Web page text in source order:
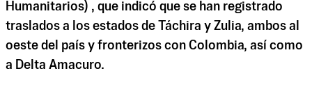
Humanitarios) , que indicó que se han registrado
traslados a los estados de Táchira y Zulia, ambos al
oeste del país y fronterizos con Colombia, así como
a Delta Amacuro.